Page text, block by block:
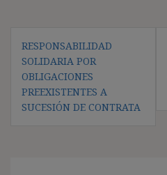
de
entradas
RESPONSABILIDAD
SOLIDARIA POR
OBLIGACIONES
PREEXISTENTES A
SUCESIÓN DE CONTRATA